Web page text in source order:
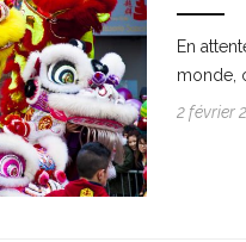
En
monde,
2 février